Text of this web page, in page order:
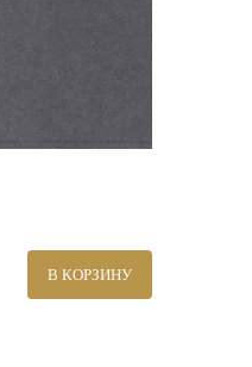
В КОРЗИНУ